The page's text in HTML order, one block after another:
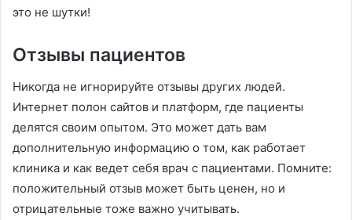
это не шутки!
Отзывы пациентов
Никогда не игнорируйте отзывы других людей.
Интернет полон сайтов и платформ, где пациенты
делятся своим опытом. Это может дать вам
дополнительную информацию о том, как работает
клиника и как ведет себя врач с пациентами. Помните:
положительный отзыв может быть ценен, но и
отрицательные тоже важно учитывать.